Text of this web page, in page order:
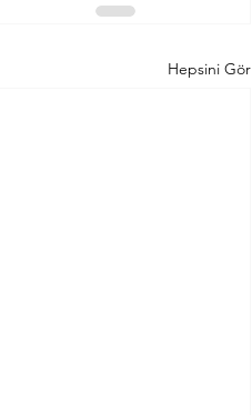
Hepsini Gör